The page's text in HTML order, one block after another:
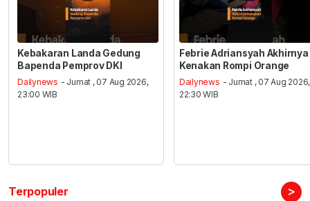
Kebakaran Landa Gedung
Bapenda Pemprov DKI
Dailynews - Jumat , 07 Aug 2026,
23:00 WIB
Febrie Adriansyah Akhirnya
Kenakan Rompi Orange
Dailynews - Jumat , 07 Aug 2026,
22:30 WIB
Terpopuler >